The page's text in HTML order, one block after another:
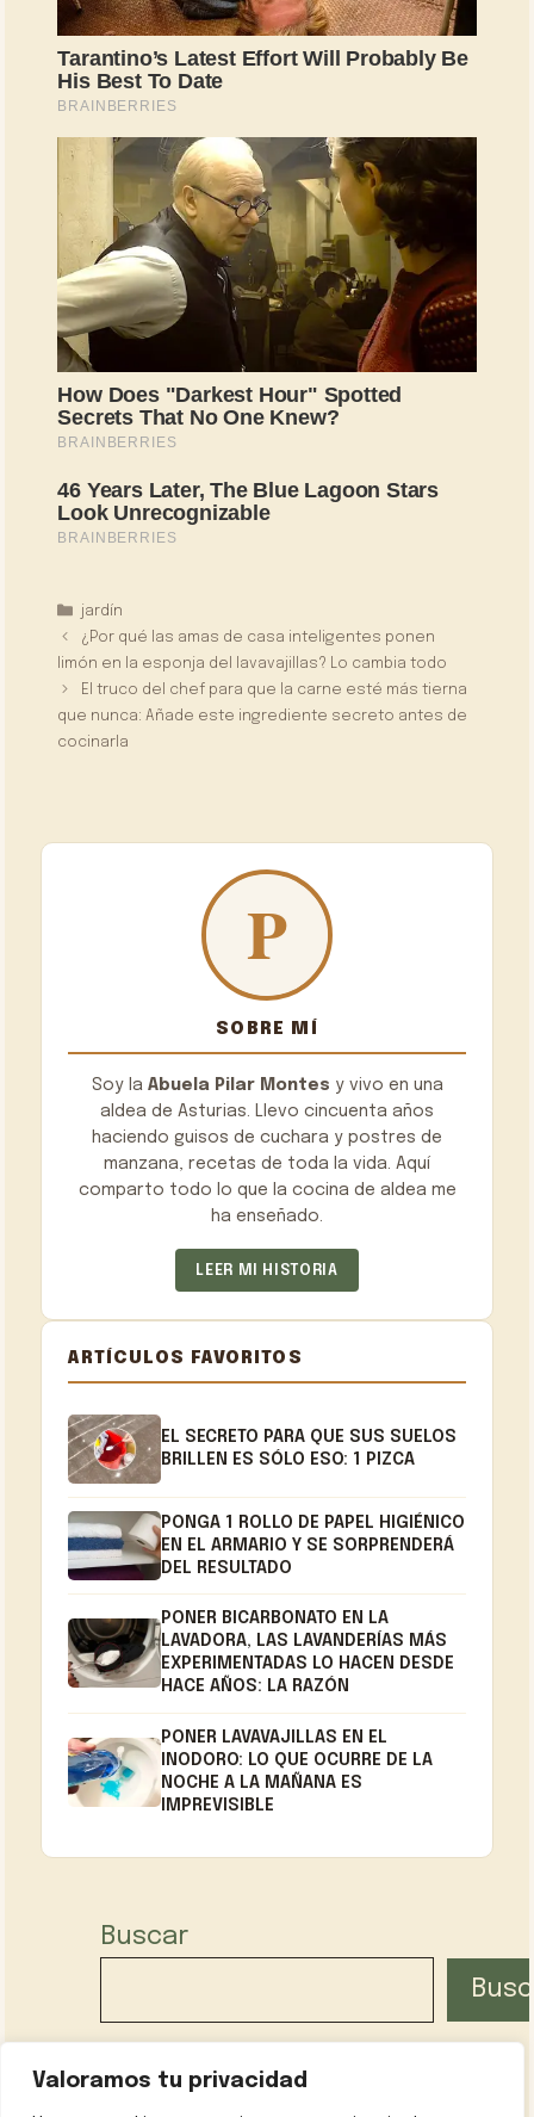
Valoramos tu privacidad
Categorías
jardín
¿Por qué las amas de casa inteligentes ponen
limón en la esponja del lavavajillas? Lo cambia todo
El truco del chef para que la carne esté más tierna
que nunca: Añade este ingrediente secreto antes de
cocinarla
SOBRE MÍ
Soy la Abuela Pilar Montes y vivo en una
aldea de Asturias. Llevo cincuenta años
haciendo guisos de cuchara y postres de
manzana, recetas de toda la vida. Aquí
comparto todo lo que la cocina de aldea me
ha enseñado.
LEER MI HISTORIA
ARTÍCULOS FAVORITOS
EL SECRETO PARA QUE SUS SUELOS
BRILLEN ES SÓLO ESO: 1 PIZCA
PONGA 1 ROLLO DE PAPEL HIGIÉNICO
EN EL ARMARIO Y SE SORPRENDERÁ
DEL RESULTADO
PONER BICARBONATO EN LA
LAVADORA, LAS LAVANDERÍAS MÁS
EXPERIMENTADAS LO HACEN DESDE
HACE AÑOS: LA RAZÓN
PONER LAVAVAJILLAS EN EL
INODORO: LO QUE OCURRE DE LA
NOCHE A LA MAÑANA ES
IMPREVISIBLE
Buscar